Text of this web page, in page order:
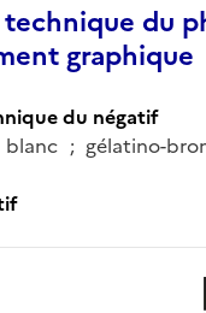
du
graphique
du négatif
; gélatino-